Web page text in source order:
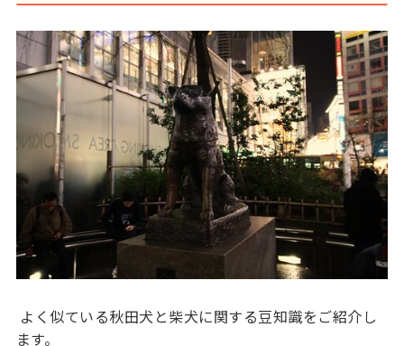
よく似ている秋田犬と柴犬に関する豆知識をご紹介し
ます。